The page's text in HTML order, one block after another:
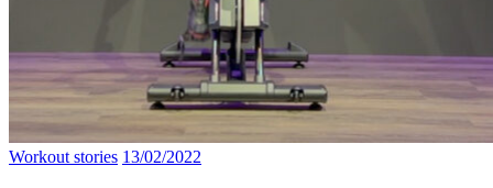
Workout stories 13/02/2022